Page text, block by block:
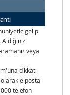
gelip
veya
dikkat
olarak e-posta
telefon